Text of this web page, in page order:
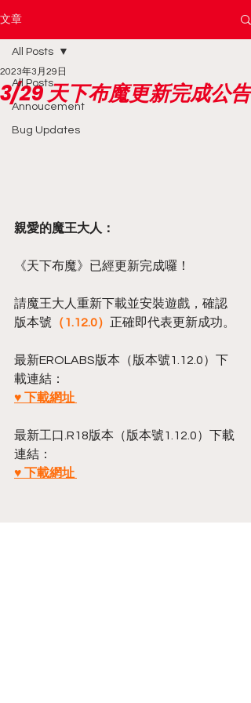
文章
All Posts
Annoucement
Bug Updates
All Posts
3/29 天下布魔更新完成公告
2023年3月29日
親愛的魔王大人：
《天下布魔》已經更新完成囉！
請魔王大人重新下載並安裝遊戲，確認
版本號 （1.12.0） 正確即代表更新成功。
最新EROLABS版本（版本號1.12.0）下
載連結：
♥ 下載網址
最新工口.R18版本（版本號1.12.0）下載
連結：
♥ 下載網址